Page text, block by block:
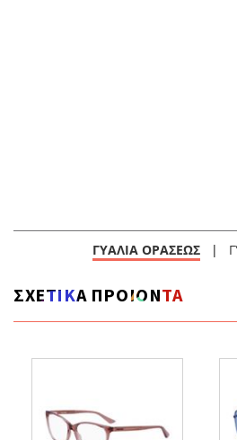
ΓΥΑΛΙΑ ΟΡΑΣΕΩΣ |
ΣΧΕΤΙΚΑ ΠΡΟΙΟΝΤΑ